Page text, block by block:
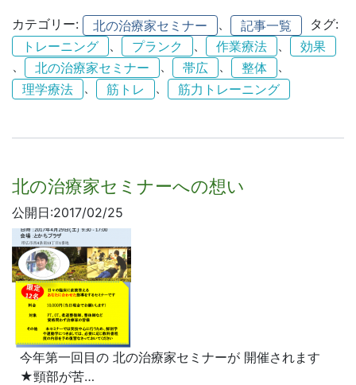
カテゴリー: 北の治療家セミナー 記事一覧
タグ:
トレーニング
プランク 作業療法
効果
、
北の治療家セミナー 、 帯広 、 整体
、
理学療法
筋トレ 筋力トレーニング
北の治療家セミナーへの想い
公開日:2017/02/25
今年第一回目の 北の治療家セミナーが 開催されます
★頸部が苦…